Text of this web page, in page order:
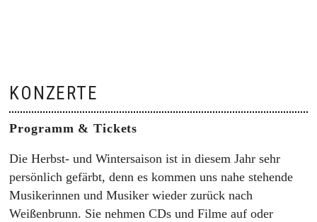
KONZERTE
Programm & Tickets
Die Herbst- und Wintersaison ist in diesem Jahr sehr
persönlich gefärbt, denn es kommen uns nahe stehende
Musikerinnen und Musiker wieder zurück nach
Weißenbrunn. Sie nehmen CDs und Filme auf oder